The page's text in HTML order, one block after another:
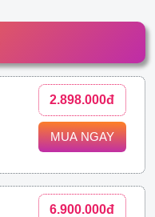
2.898.000đ
MUA NGAY
6.900.000đ